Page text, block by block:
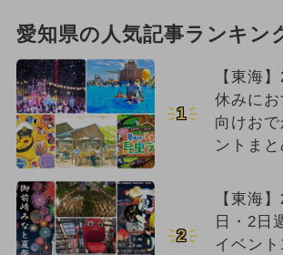
愛知県の人気記事ランキン
1
【東海
休みに
向けお
ントまと
2
【東海
日・2日
イベン